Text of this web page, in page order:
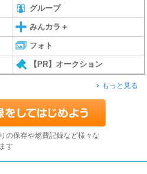
グループ
みんカラ＋
フォト
【PR】オークション
もっと見る
の保存や燃費記録など様々な
す